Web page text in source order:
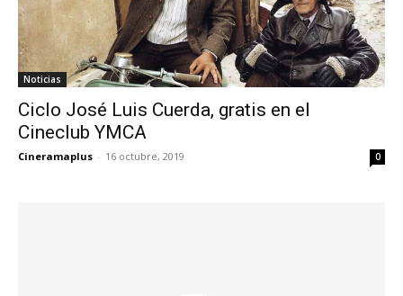
Noticias
Ciclo José Luis Cuerda, gratis en el
Cineclub YMCA
Cineramaplus - 16 octubre, 2019 0